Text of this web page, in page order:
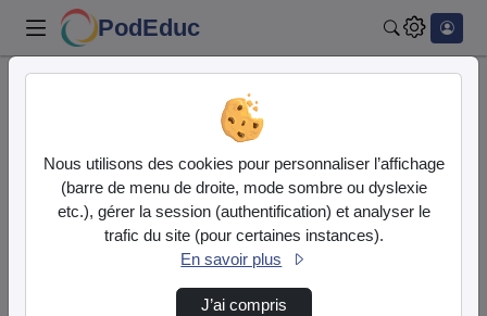
PodEduc
La Corée du Sud - 2e partie (2022-23)
This
window.
Nous utilisons des cookies pour personnaliser l’affichage
(barre de menu de droite, mode sombre ou dyslexie
etc.), gérer la session (authentification) et analyser le
trafic du site (pour certaines instances).
En savoir plus
J’ai compris